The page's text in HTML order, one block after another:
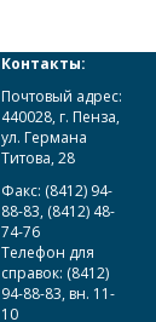
Контакты:
Почтовый адрес:
440028, г. Пенза,
ул. Германа
Титова, 28
Факс: (8412) 94-
88-83, (8412) 48-
74-76
Телефон для
справок: (8412)
94-88-83, вн. 11-
10